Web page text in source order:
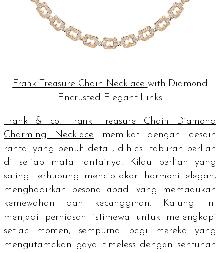
Frank Treasure Chain Necklace with Diamond
Encrusted Elegant Links
Frank & co. Frank Treasure Chain Diamond
Charming Necklace memikat dengan desain
rantai yang penuh detail, dihiasi taburan berlian
di setiap mata rantainya. Kilau berlian yang
saling terhubung menciptakan harmoni elegan,
menghadirkan pesona abadi yang memadukan
kemewahan dan kecanggihan. Kalung ini
menjadi perhiasan istimewa untuk melengkapi
setiap momen, sempurna bagi mereka yang
mengutamakan gaya timeless dengan sentuhan